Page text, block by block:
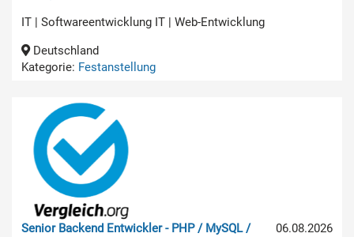
IT | Softwareentwicklung IT | Web-Entwicklung
Deutschland
Kategorie: Festanstellung
06.08.2026
Senior Backend Entwickler - PHP / MySQL /